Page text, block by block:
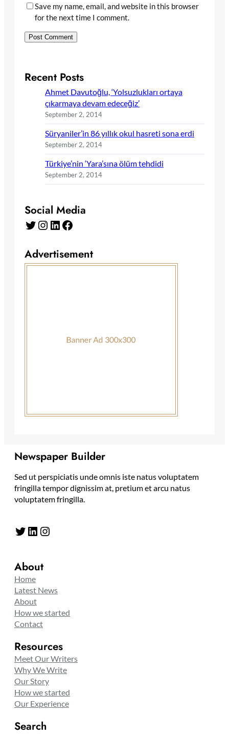
Save my name, email, and website in this browser
for the next time I comment.
Recent Posts
Ahmet Davutoğlu, ‘Yolsuzlukları ortaya
çıkarmaya devam edeceğiz’
September 2, 2014
Süryaniler’in 86 yıllık okul hasreti sona erdi
September 2, 2014
Türkiye’nin ‘Yara’sına ölüm tehdidi
September 2, 2014
Social Media
Twitter Instagram LinkedIn Facebook
Advertisement
Newspaper Builder
Sed ut perspiciatis unde omnis iste natus voluptatem
fringilla tempor dignissim at, pretium et arcu natus
voluptatem fringilla.
Twitter LinkedIn Instagram
About
Home
Latest News
About
How we started
Contact
Resources
Meet Our Writers
Why We Write
Our Story
How we started
Our Experience
Search